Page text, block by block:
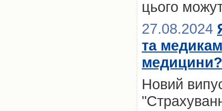
цього
27.08.2024
та
медицини?
Новий